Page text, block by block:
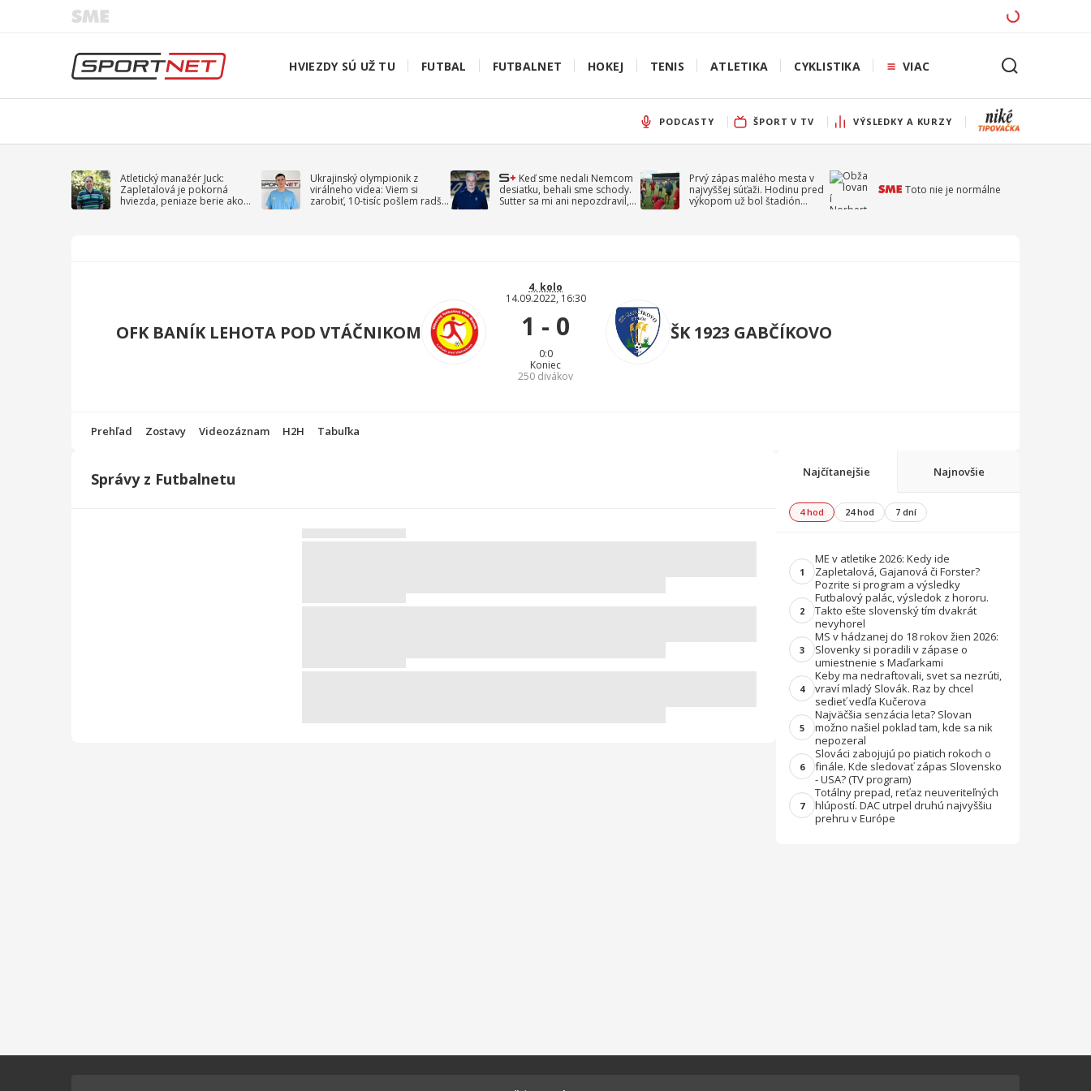
HVIEZDY SÚ UŽ TU FUTBAL FUTBALNET HOKEJ TENIS ATLETIKA CYKLISTIKA VIAC
PODCASTY ŠPORT V TV VÝSLEDKY A KURZY
Atletický manažér Juck:
Zapletalová je pokorná
hviezda, peniaze berie ako
Ukrajinský olympionik z
virálneho videa: Viem si
zarobiť, 10-tisíc pošlem radšej
Keď sme nedali Nemcom
desiatku, behali sme schody.
Sutter sa mi ani nepozdravil,
Prvý zápas malého mesta v
najvyššej súťaži. Hodinu pred
výkopom už bol štadión
Toto nie je normálne
OFK BANÍK LEHOTA POD VTÁČNIKOM
4. kolo
14.09.2022, 16:30
1 - 0
0:0
Koniec
250 divákov
ŠK 1923 GABČÍKOVO
Prehľad Zostavy Videozáznam H2H Tabuľka
Správy z Futbalnetu Najčítanejšie Najnovšie
4 hod 24 hod 7 dní
1
ME v atletike 2026: Kedy ide
Zapletalová, Gajanová či Forster?
Pozrite si program a výsledky
2
Futbalový palác, výsledok z hororu.
Takto ešte slovenský tím dvakrát
nevyhorel
3
MS v hádzanej do 18 rokov žien 2026:
Slovenky si poradili v zápase o
umiestnenie s Maďarkami
4
Keby ma nedraftovali, svet sa nezrúti,
vraví mladý Slovák. Raz by chcel
sedieť vedľa Kučerova
5
Najväčšia senzácia leta? Slovan
možno našiel poklad tam, kde sa nik
nepozeral
6
Slováci zabojujú po piatich rokoch o
finále. Kde sledovať zápas Slovensko
- USA? (TV program)
7
Totálny prepad, reťaz neuveriteľných
hlúpostí. DAC utrpel druhú najvyššiu
prehru v Európe